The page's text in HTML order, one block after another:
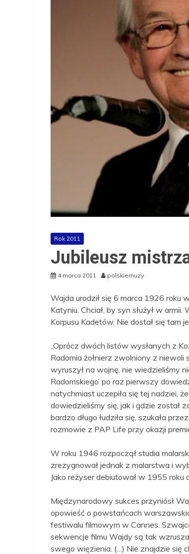
Rok 2011
Jubileusz
4 marca 2011 polskiemuzy
Wajda urodził się 6 marca 1926 roku
Katyniu. Chciał, by syn służył w
Korpusu Kadetów. Nie dostał się tam
„Oprócz dwóch listów wysłanych z
Radomia żołnierz zwolniony z niewoli
wyruszył na wojnę, nie wiedzieliśmy
Radomskiego’ po raz pierwszy
natychmiast uczepiła się tej nadziei,
dowiedzieliśmy się, jak i gdzie został
bardzo długo łudziła się, szukała
rozmowie z PAP Life przy okazji
W roku 1946 rozpoczął studia
zrezygnował jednak z malarstwa i
Jako reżyser debiutował w 1955 roku
Międzynarodowy sukces przyniósł
opowieść o powstańcach
festiwalu filmowym w Cannes.
sekwencje filmu Wajdy są tak
swego więzienia. (…) Nie znajdzie się